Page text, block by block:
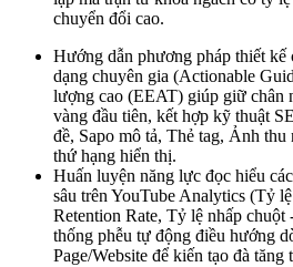
chuyển đổi cao.
Hướng dẫn phương pháp thiết kế
dạng chuyên gia (Actionable
lượng cao (EEAT) giúp giữ chân
vàng đầu tiên, kết hợp kỹ thuật
đề, Sapo mô tả, Thẻ tag, Ảnh
thứ hạng hiển thị.
Huấn luyện năng lực đọc hiểu
sâu trên YouTube Analytics (Tỷ
Retention Rate, Tỷ lệ nhấp
thống phễu tự động điều hướng
Page/Website để kiến tạo đà